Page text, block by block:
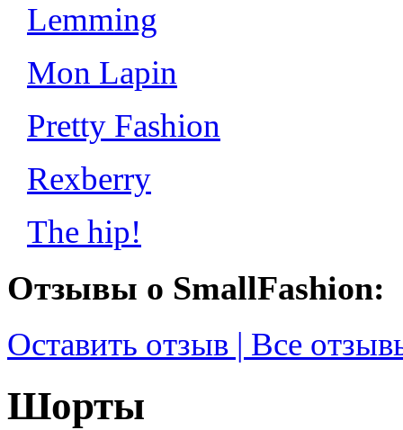
Lemming
Mon Lapin
Pretty Fashion
Rexberry
The hip!
Отзывы о SmallFashion:
Оставить отзыв | Все
Шорты